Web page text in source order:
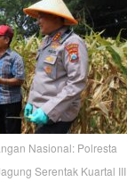
Nasional: Polresta
Serentak Kuartal III